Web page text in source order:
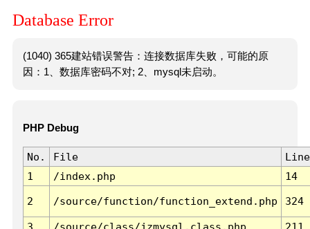
Database Error
(1040) 365建站错误警告：连接数据库失败，可能的原
因：1、数据库密码不对; 2、mysql未启动。
PHP Debug
No. File
Line
1
/index.php 14
2 /source/function/function_extend.php 324
3 /source/class/jzmysql.class.php
211